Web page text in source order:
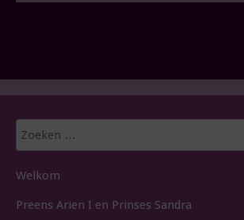
Zoeken
Welkom
Preens Arien I en Prinses Sandra